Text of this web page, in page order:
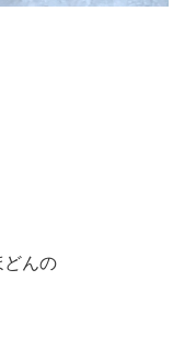
どんの